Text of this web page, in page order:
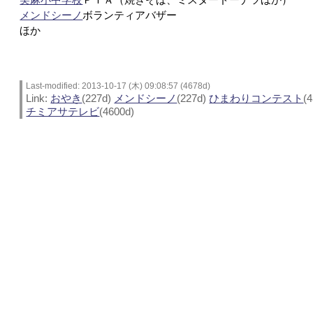
メンドシーノ ボランティアバザー
ほか
Last-modified: 2013-10-17 (木) 09:08:57 (4678d)
Link: おやき (227d) メンドシーノ (227d)ひまわりコンテスト
チミアサテレビ(4600d)